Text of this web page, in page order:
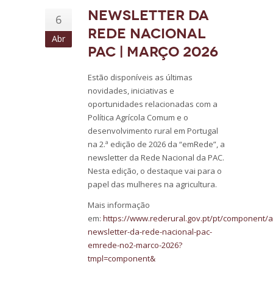
6
Abr
Newsletter da
Rede Nacional
PAC | março 2026
Estão disponíveis as últimas
novidades, iniciativas e
oportunidades relacionadas com a
Política Agrícola Comum e o
desenvolvimento rural em Portugal
na 2.ª edição de 2026 da “emRede”, a
newsletter da Rede Nacional da PAC.
Nesta edição, o destaque vai para o
papel das mulheres na agricultura.
Mais informação
em: https://www.rederural.gov.pt/pt/component/
newsletter-da-rede-nacional-pac-
emrede-no2-marco-2026?
tmpl=component&